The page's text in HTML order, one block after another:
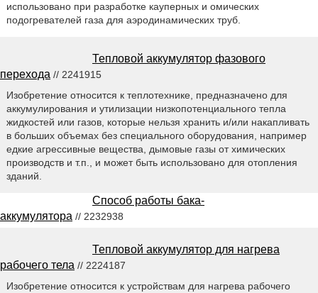
использовано при разработке кауперных и омических
подогревателей газа для аэродинамических труб.
Тепловой аккумулятор фазового
перехода // 2241915
Изобретение относится к теплотехнике, предназначено для
аккумулирования и утилизации низкопотенциального тепла
жидкостей или газов, которые нельзя хранить и/или накапливать
в больших объемах без специального оборудования, например
едкие агрессивные вещества, дымовые газы от химических
производств и т.п., и может быть использовано для отопления
зданий.
Способ работы бака-
аккумулятора // 2232938
Тепловой аккумулятор для нагрева
рабочего тела // 2224187
Изобретение относится к устройствам для нагрева рабочего